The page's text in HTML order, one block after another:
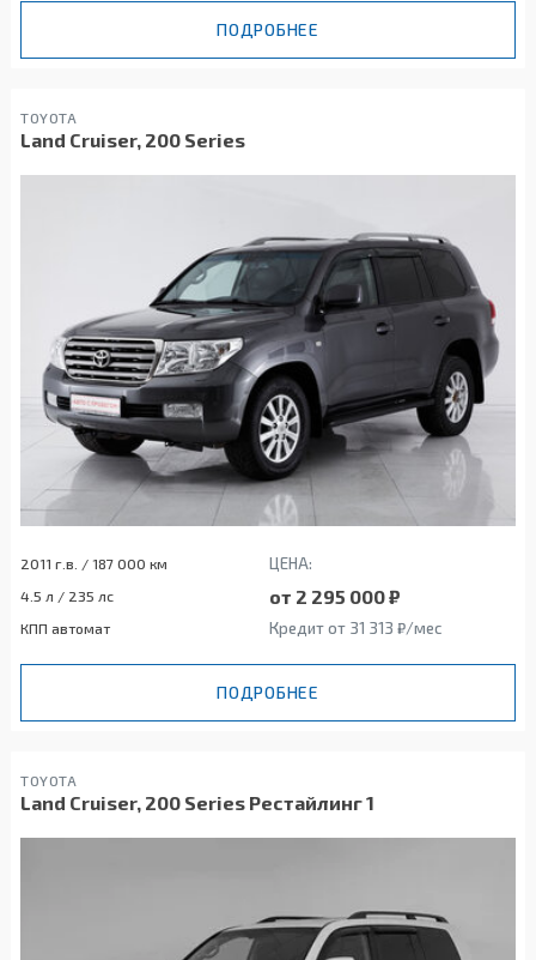
ПОДРОБНЕЕ
TOYOTA
Land Cruiser, 200 Series
2011 г.в. / 187 000 км ЦЕНА:
4.5 л / 235 лс от 2 295 000 ₽
КПП автомат Кредит от 31 313 ₽/мес
ПОДРОБНЕЕ
TOYOTA
Land Cruiser, 200 Series Рестайлинг 1